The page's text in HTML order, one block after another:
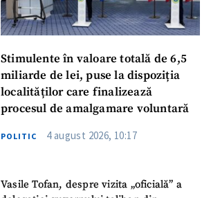
Stimulente în valoare totală de 6,5
miliarde de lei, puse la dispoziția
localităților care finalizează
procesul de amalgamare voluntară
POLITIC 4 august 2026, 10:17
Vasile Tofan, despre vizita „oficială” a